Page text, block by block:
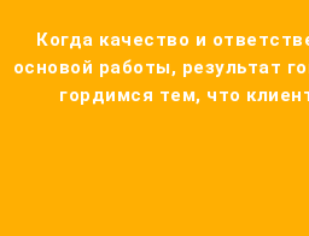
Когда качество и
основой работы, результат
гордимся тем, что